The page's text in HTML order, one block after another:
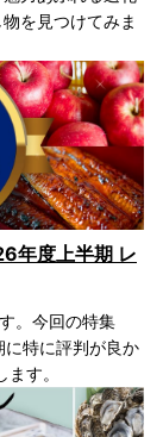
を見つけてみま
年度上半期 レ
。今回の特集
特に評判が良か
す。